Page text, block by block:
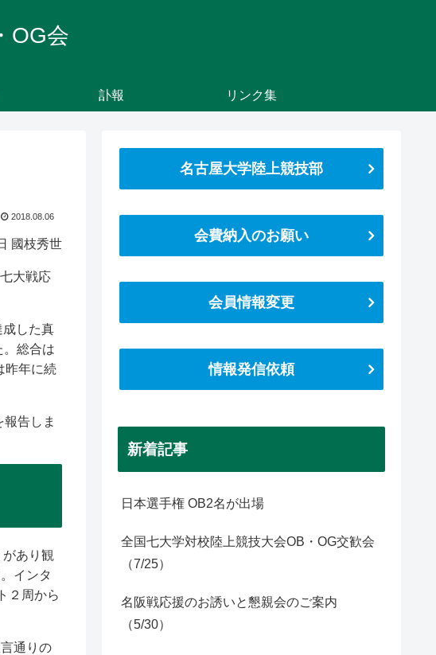
OG会
訃報 リンク集
2018.08.06
國枝秀世
大戦応
成した真
。総合は
昨年に続
告しま
あり観
インタ
２周から
通りの
名古屋大学陸上競技部
会費納入のお願い
会員情報変更
情報発信依頼
新着記事
日本選手権 OB2名が出場
全国七大学対校陸上競技大会OB・OG交歓会
（7/25）
名阪戦応援のお誘いと懇親会のご案内
（5/30）